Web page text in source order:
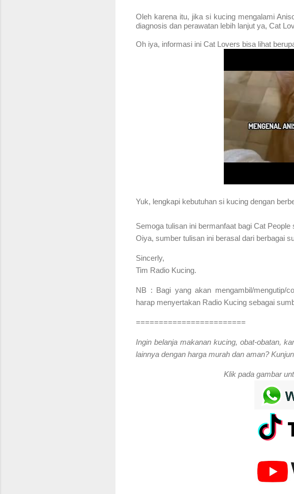
Oleh karena itu, jika si kucing mengalami
diagnosis dan perawatan lebih lanjut ya, Cat
Oh iya, informasi ini Cat Lovers bisa lihat
Yuk, lengkapi kebutuhan si kucing dengan
Semoga tulisan ini bermanfaat bagi Cat People
Oiya, sumber tulisan ini berasal dari berbagai
Sincerly,
Tim Radio Kucing.
NB : Bagi yang akan mengambil/mengutip/
harap menyertakan Radio Kucing sebagai
========================
Ingin belanja makanan kucing, obat-obatan,
lainnya dengan harga murah dan aman?
Klik pada gambar